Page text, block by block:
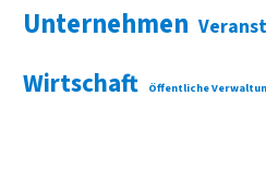
Unternehmen
Wirtschaft Öffentliche